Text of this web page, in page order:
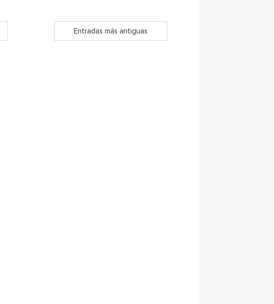
Entradas más antiguas